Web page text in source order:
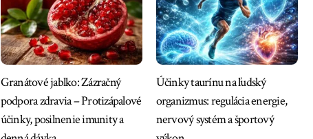
Granátové jablko: Zázračný
podpora zdravia – Protizápalové
účinky, posilnenie imunity a
Účinky taurínu na ľudský
organizmus: regulácia energie,
nervový systém a športový